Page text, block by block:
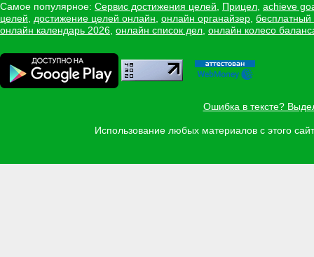
Самое популярное: Сервис достижения целей Прицел achieve
целей
достижение целей онлайн онлайн органайзер
онлайн календарь 2026 онлайн список дел онлайн колесо
Ошибка в тексте?
Использование любых материалов с этого
Задать вопрос